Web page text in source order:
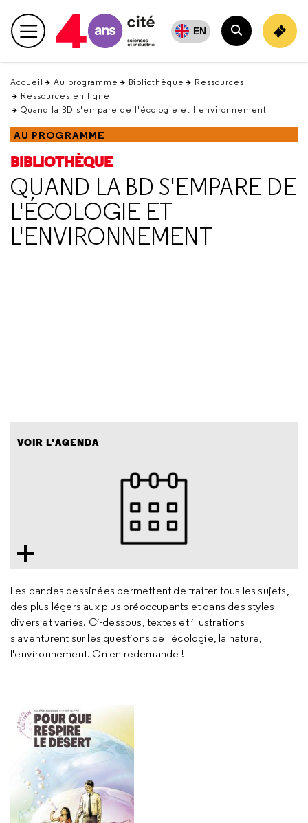
en
haut Menu principal EN
Rechercher
Accueil Au programme Bibliothèque
Ressources
Ressources en ligne
Quand la BD s'empare de l'écologie et l'environnement
AU PROGRAMME
BIBLIOTHÈQUE
QUAND LA BD S'EMPARE DE
L'ÉCOLOGIE ET
L'ENVIRONNEMENT
VOIR L'AGENDA
Les bandes dessinées permettent de traiter tous les sujets,
des plus légers aux plus préoccupants et dans des styles
divers et variés. Ci-dessous, textes et illustrations
s'aventurent sur les questions de l'écologie, la nature,
l'environnement. On en redemande !